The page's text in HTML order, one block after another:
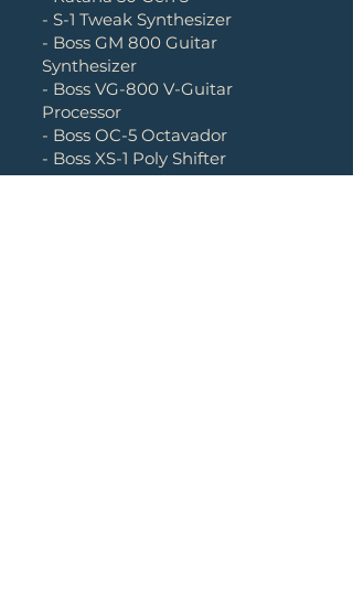
- S-1 Tweak Synthesizer
- Boss GM 800 Guitar
Synthesizer
- Boss VG-800 V-Guitar
Processor
- Boss OC-5 Octavador
- Boss XS-1 Poly Shifter
- T-8 Beat Machine